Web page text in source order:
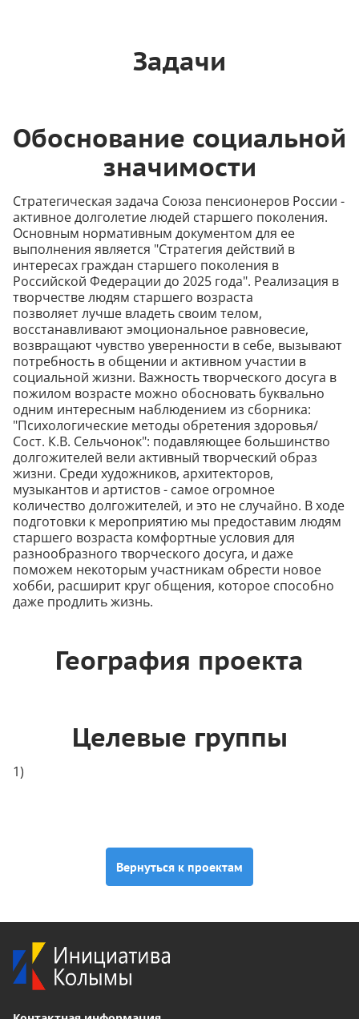
Задачи
Обоснование социальной
значимости
Стратегическая задача Союза пенсионеров России -
активное долголетие людей старшего поколения.
Основным нормативным документом для ее
выполнения является "Стратегия действий в
интересах граждан старшего поколения в
Российской Федерации до 2025 года". Реализация в
творчестве людям старшего возраста
позволяет лучше владеть своим телом,
восстанавливают эмоциональное равновесие,
возвращают чувство уверенности в себе, вызывают
потребность в общении и активном участии в
социальной жизни. Важность творческого досуга в
пожилом возрасте можно обосновать буквально
одним интересным наблюдением из сборника:
"Психологические методы обретения здоровья/
Сост. К.В. Сельчонок": подавляющее большинство
долгожителей вели активный творческий образ
жизни. Среди художников, архитекторов,
музыкантов и артистов - самое огромное
количество долгожителей, и это не случайно. В ходе
подготовки к мероприятию мы предоставим людям
старшего возраста комфортные условия для
разнообразного творческого досуга, и даже
поможем некоторым участникам обрести новое
хобби, расширит круг общения, которое способно
даже продлить жизнь.
География проекта
Целевые группы
Вернуться к проектам